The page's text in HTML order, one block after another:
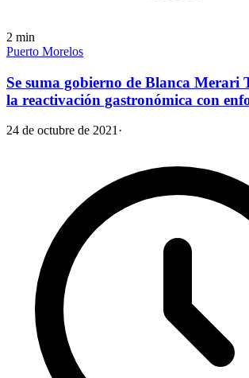
2 min
Puerto Morelos
Se suma gobierno de Blanca Merari
la reactivación gastronómica con
24 de octubre de 2021 ·